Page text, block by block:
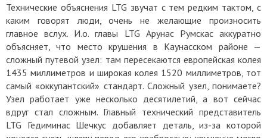
Технические объяснения LTG звучат с тем редким тактом, с
каким говорят люди, очень не желающие произносить
главное вслух. И.о. главы LTG Арунас Румскас аккуратно
объясняет, что место крушения в Каунасском районе —
сложный путевой узел: там пересекаются европейская колея
1435 миллиметров и широкая колея 1520 миллиметров, тот
самый «оккупантский» стандарт. Сложный узел, понимаете?
Узел работает уже несколько десятилетий, а вот сейчас
вдруг стал сложным. Главный технический представитель
LTG Гедиминас Шечкус добавляет деталь, из-за которой